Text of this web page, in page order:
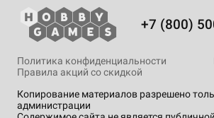
+7 (800)
Копирование материалов разрешено
администрации
Политика конфиденциальности
Правила акций со скидкой